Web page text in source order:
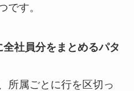
です。
社員分をまとめるパタ
所属ごとに行を区切っ